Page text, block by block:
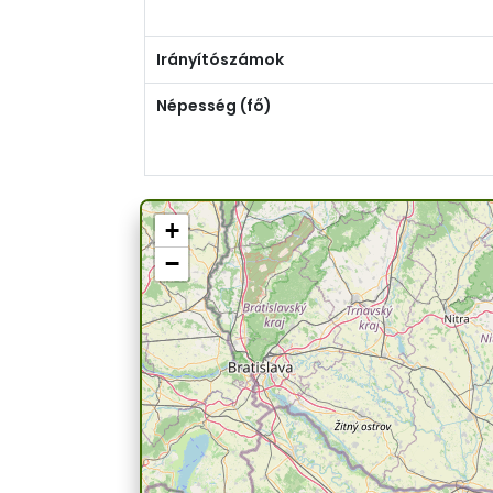
Irányítószámok
Népesség (fő)
+
−